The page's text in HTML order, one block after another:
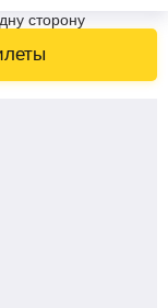
сторону